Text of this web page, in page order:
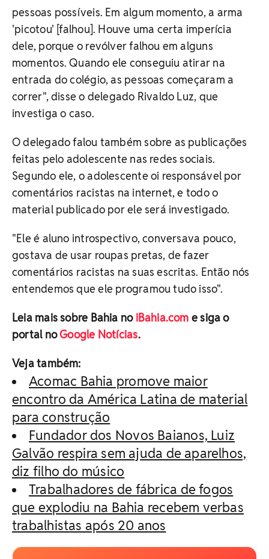
pessoas possíveis. Em algum momento, a arma
'picotou' [falhou]. Houve uma certa imperícia
dele, porque o revólver falhou em alguns
momentos. Quando ele conseguiu atirar na
entrada do colégio, as pessoas começaram a
correr", disse o delegado Rivaldo Luz, que
investiga o caso.
O delegado falou também sobre as publicações
feitas pelo adolescente nas redes sociais.
Segundo ele, o adolescente oi responsável por
comentários racistas na internet, e todo o
material publicado por ele será investigado.
"Ele é aluno introspectivo, conversava pouco,
gostava de usar roupas pretas, de fazer
comentários racistas na suas escritas. Então nós
entendemos que ele programou tudo isso".
Leia mais sobre Bahia no iBahia.com e siga o
portal noGoogle Notícias.
Veja também:
Acomac Bahia promove maior
encontro da América Latina de material
para construção
Fundador dos Novos Baianos, Luiz
Galvão respira sem ajuda de aparelhos,
diz filho do músico
Trabalhadores de fábrica de fogos
que explodiu na Bahia recebem verbas
trabalhistas após 20 anos